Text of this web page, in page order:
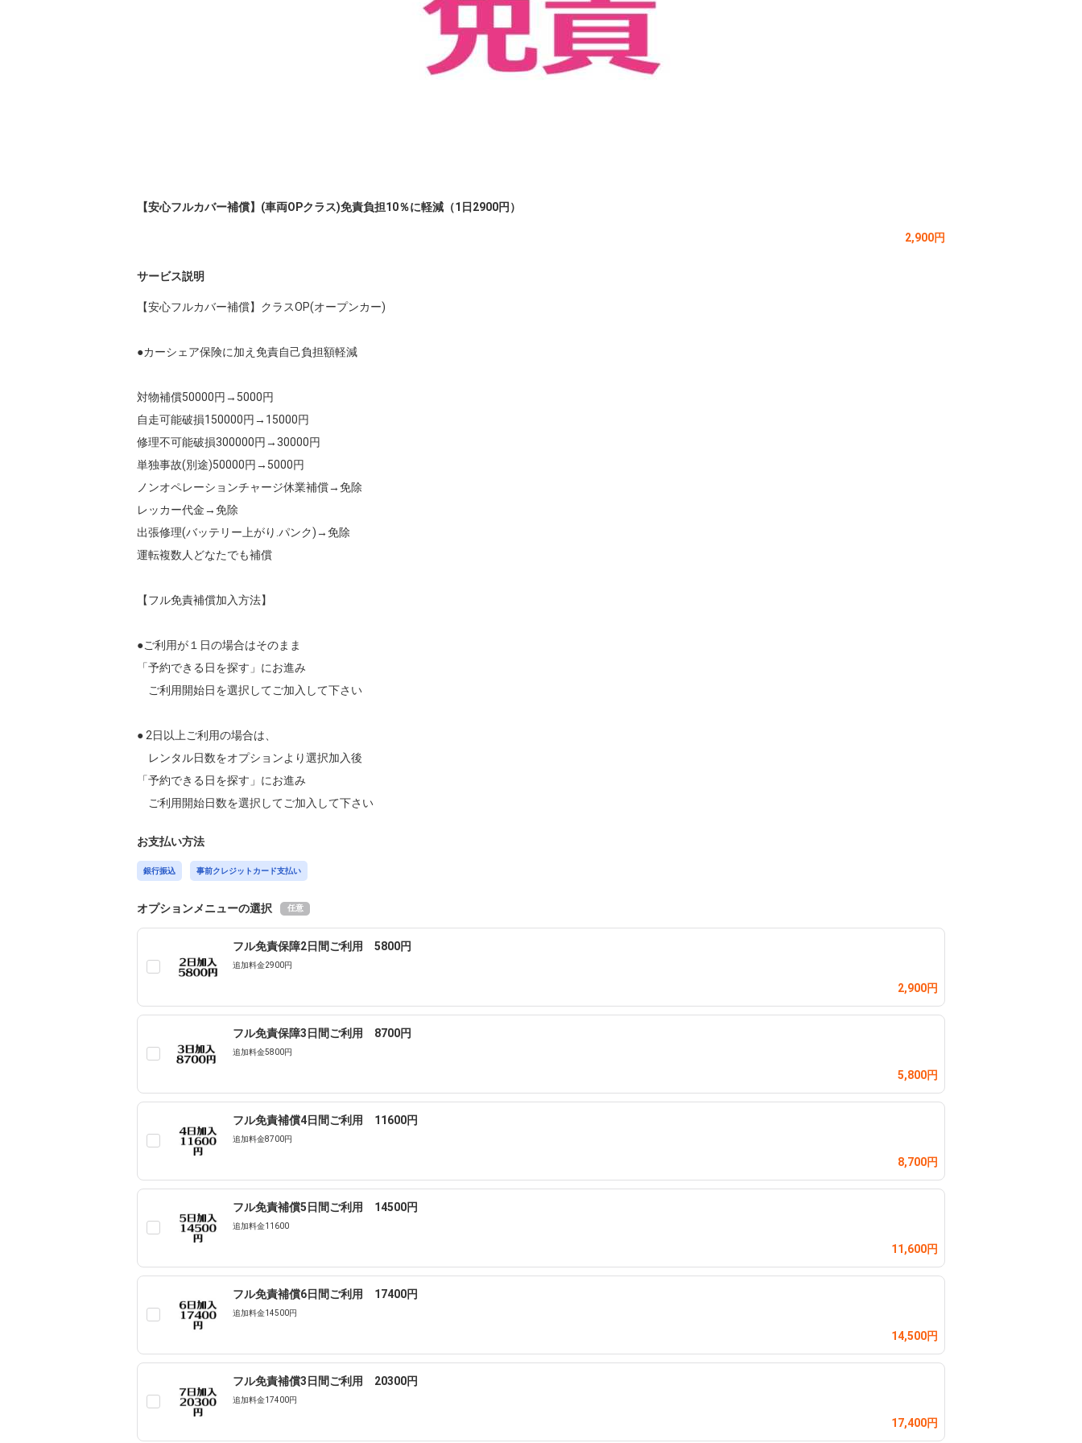
【安心フルカバー補償】(車両OPクラス)免責負担10％に軽減（1日2900円）
2,900円
サービス説明
【安心フルカバー補償】クラスOP(オープンカー)
●カーシェア保険に加え免責自己負担額軽減
対物補償50000円→5000円
自走可能破損150000円→15000円
修理不可能破損300000円→30000円
単独事故(別途)50000円→5000円
ノンオペレーションチャージ休業補償→免除
レッカー代金→免除
出張修理(バッテリー上がり.パンク)→免除
運転複数人どなたでも補償
【フル免責補償加入方法】
●ご利用が１日の場合はそのまま
「予約できる日を探す」にお進み
ご利用開始日を選択してご加入して下さい
● 2日以上ご利用の場合は、
レンタル日数をオプションより選択加入後
「予約できる日を探す」にお進み
ご利用開始日数を選択してご加入して下さい
お支払い方法
銀行振込 事前クレジットカード支払い
オプションメニューの選択 任意
フル免責保障2日間ご利用 5800円
追加料金2900円
2,900円
フル免責保障3日間ご利用 8700円
追加料金5800円
5,800円
フル免責補償4日間ご利用 11600円
追加料金8700円
8,700円
フル免責補償5日間ご利用 14500円
追加料金11600
11,600円
フル免責補償6日間ご利用 17400円
追加料金14500円
14,500円
フル免責補償3日間ご利用 20300円
追加料金17400円
17,400円